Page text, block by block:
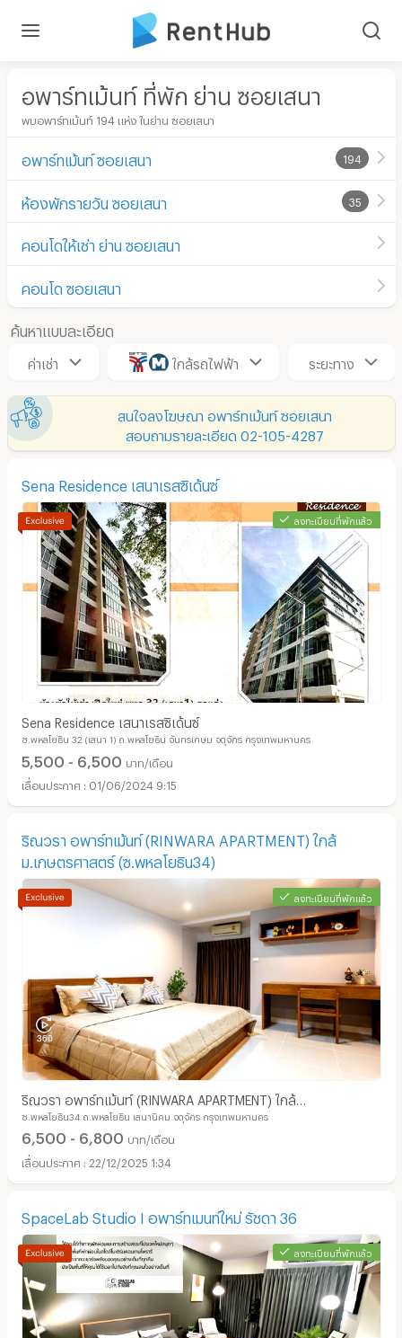
อพาร์ทเม้นท์ ที่พัก ย่าน ซอยเสนา
พบอพาร์ทเม้นท์ 194 แห่ง ในย่าน ซอยเสนา
อพาร์ทเม้นท์ ซอยเสนา 194
ห้องพักรายวัน ซอยเสนา 35
คอนโดให้เช่า ย่าน ซอยเสนา
คอนโด ซอยเสนา
ค้นหาแบบละเอียด
ค่าเช่า ใกล้รถไฟฟ้า ระยะทาง
สนใจลงโฆษณา อพาร์ทเม้นท์ ซอยเสนา
สอบถามรายละเอียด 02-105-4287
Sena Residence เสนาเรสซิเด้นซ์
ลงทะเบียนที่พักแล้ว
Sena Residence เสนาเรสซิเด้นซ์
ซ.พหลโยธิน 32 (เสนา 1) ถ.พหลโยธิน จันทรเกษม จตุจักร กรุงเทพมหานคร
5,500 - 6,500 บาท/เดือน
01/06/2024 9:15
ริณวรา อพาร์ทเม้นท์ (RINWARA APARTMENT) ใกล้
ม.เกษตรศาสตร์ (ซ.พหลโยธิน34)
ลงทะเบียนที่พักแล้ว
ริณวรา อพาร์ทเม้นท์ (RINWARA APARTMENT) ใกล้
ม.เกษตรศาสตร์ (ซ.พหลโยธิน34)
ซ.พหลโยธิน34 ถ.พหลโยธิน เสนานิคม จตุจักร กรุงเทพมหานคร
6,500 - 6,800 บาท/เดือน
22/12/2025 1:34
SpaceLab Studio I อพาร์ทเมนท์ใหม่ รัชดา 36
ลงทะเบียนที่พักแล้ว